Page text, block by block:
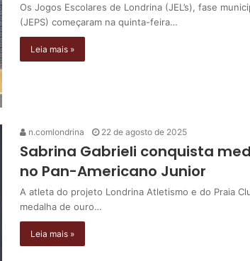
Os Jogos Escolares de Londrina (JEL’s), fase
(JEPS) começaram na quinta-feira…
Leia mais »
n.comlondrina 22 de agosto de 2025
Sabrina Gabrieli conquista
no Pan-Americano Junior
A atleta do projeto Londrina Atletismo e do Praia
medalha de ouro…
Leia mais »